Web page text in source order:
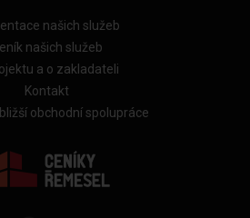
našich služeb
našich služeb
a o zakladateli
Kontakt
obchodní spolupráce